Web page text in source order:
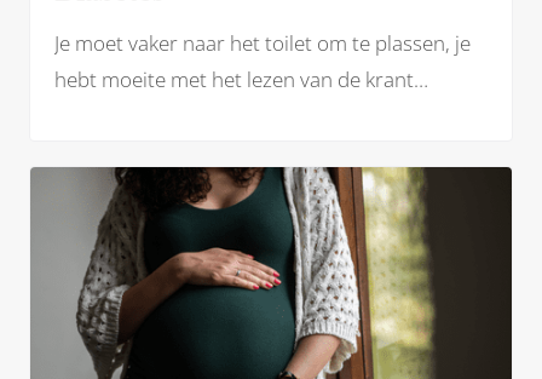
Je moet vaker naar het toilet om te plassen, je
hebt moeite met het lezen van de krant
zo’n droge mond hebt. Mogelijk herken jij jezelf
hierin.